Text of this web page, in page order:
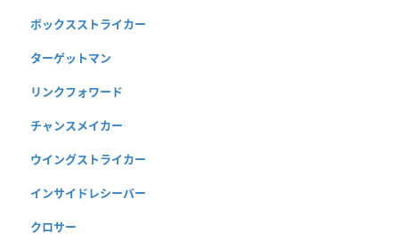
ボックスストライカー
ターゲットマン
リンクフォワード
チャンスメイカー
ウイングストライカー
インサイドレシーバー
クロサー